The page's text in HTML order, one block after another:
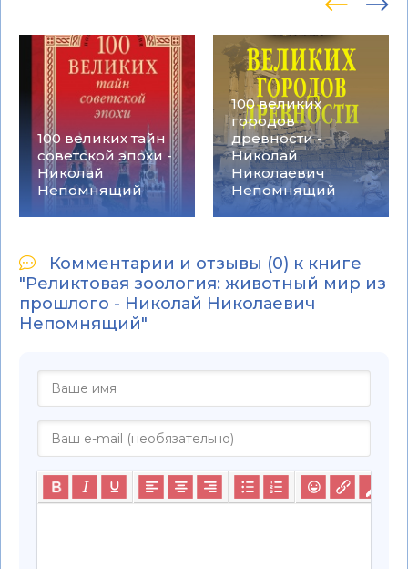
100 великих тайн
советской эпохи -
Николай
Непомнящий
100 великих
городов
древности -
Николай
Николаевич
Непомнящий
Комментарии и отзывы (0) к книге
"Реликтовая зоология: животный мир из
прошлого - Николай Николаевич
Непомнящий"